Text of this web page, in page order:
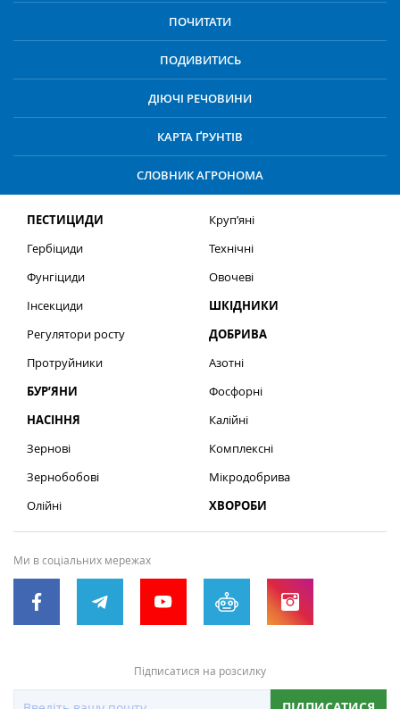
ПОЧИТАТИ
ПОДИВИТИСЬ
ДІЮЧІ РЕЧОВИНИ
КАРТА ҐРУНТІВ
СЛОВНИК АГРОНОМА
ПЕСТИЦИДИ
Гербіциди
Фунгіциди
Інсекциди
Регулятори росту
Протруйники
БУР’ЯНИ
НАСІННЯ
Зернові
Зернобобові
Олійні
Круп’яні
Технічні
Овочеві
ШКІДНИКИ
ДОБРИВА
Азотні
Фосфорні
Калійні
Комплексні
Мікродобрива
ХВОРОБИ
Ми в соціальних мережах
Підписатися на розсилку